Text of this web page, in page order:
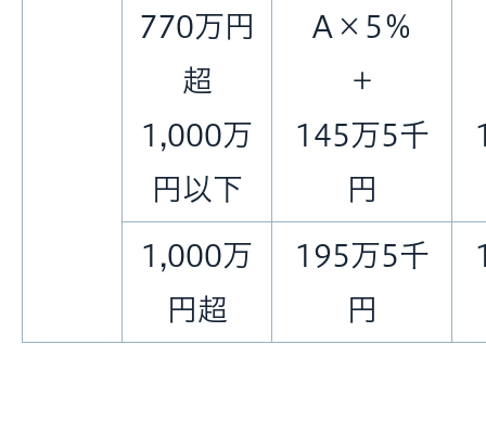
770万円
超
1,000万
円以下
A×5％
＋
145万5千
円
1,000万
円超
195万5千
円